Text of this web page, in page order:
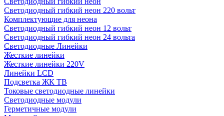
Светодиодный гибкий неон 220 вольт
Комплектующие для неона
Светодиодный гибкий неон 12 вольт
Светодиодный гибкий неон 24 вольта
Светодиодные Линейки
Жесткие линейки
Жесткие линейки 220V
Линейки LCD
Подсветка ЖК ТВ
Токовые светодиодные линейки
Светодиодные модули
Герметичные модули